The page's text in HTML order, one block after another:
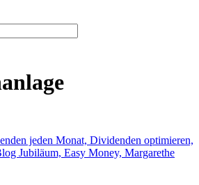
jeden Monat, Dividenden optimieren,
Jubiläum, Easy Money, Margarethe